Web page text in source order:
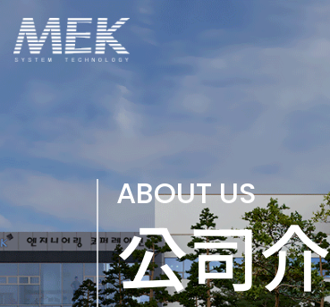
ABOUT US
公司